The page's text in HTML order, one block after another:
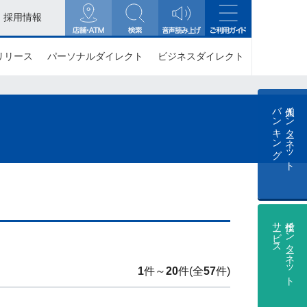
採用情報
リース パーソナルダイレクト ビジネスダイレクト
個人インターネット
バンキング
投信インターネット
サービス
1件～20件(全57件)